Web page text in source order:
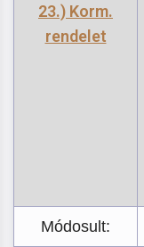
23.) Korm.
rendelet
Módosult: